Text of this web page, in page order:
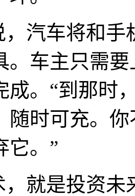
，汽车将和
。车主只需
成。“到那时
随时可充。
它。”
，就是投资未